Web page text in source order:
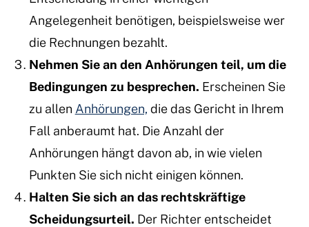
Angelegenheit benötigen, beispielsweise wer
die Rechnungen bezahlt.
Nehmen Sie an den Anhörungen teil, um die
Bedingungen zu besprechen. Erscheinen Sie
zu allen Anhörungen, die das Gericht in Ihrem
Fall anberaumt hat. Die Anzahl der
Anhörungen hängt davon ab, in wie vielen
Punkten Sie sich nicht einigen können.
Halten Sie sich an das rechtskräftige
Scheidungsurteil. Der Richter entscheidet